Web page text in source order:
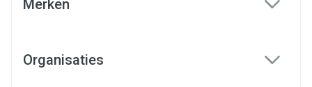
Merken
Organisaties